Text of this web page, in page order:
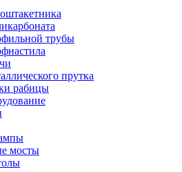
трубы
прутка
рабицы
мосты